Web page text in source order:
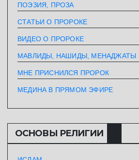
ПОЭЗИЯ, ПРОЗА
СТАТЬИ О ПРОРОКЕ
ВИДЕО О ПРОРОКЕ
МАВЛИДЫ, НАШИДЫ, МЕНАДЖАТЫ
МНЕ ПРИСНИЛСЯ ПРОРОК
МЕДИНА В ПРЯМОМ ЭФИРЕ
ОСНОВЫ РЕЛИГИИ